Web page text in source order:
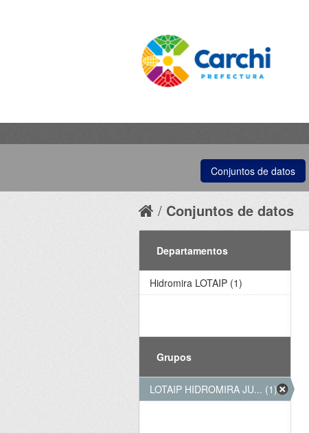
Conjuntos de datos
Conjuntos de datos
Departamentos
Hidromira LOTAIP (1)
Grupos
LOTAIP HIDROMIRA JU... (1)